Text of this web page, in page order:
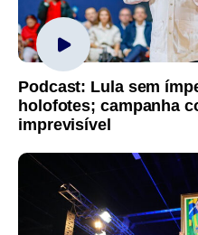
Podcast: Lula sem
holofotes; campanha
imprevisível